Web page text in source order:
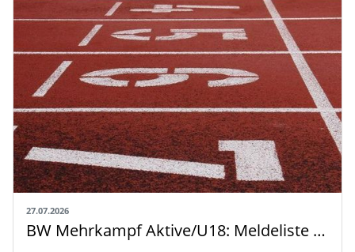
27.07.2026
BW Mehrkampf Aktive/U18: Meldeliste mit Riegeneinteilung und Rahmenzeitplan veröffentlicht